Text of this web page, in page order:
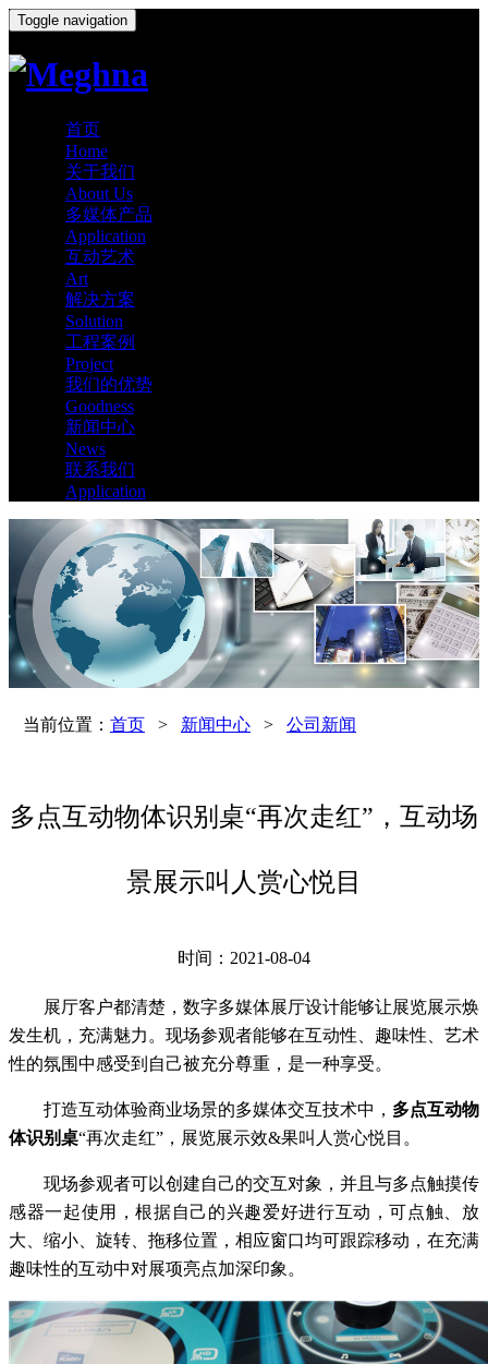
Toggle navigation
首页
Home
关于我们
About Us
多媒体产品
Application
互动艺术
Art
解决方案
Solution
工程案例
Project
我们的优势
Goodness
新闻中心
News
联系我们
Application
当前位置： 首页> 新闻中心> 公司新闻
多点互动物体识别桌“再次走红”，互动场
景展示叫人赏心悦目
时间：2021-08-04
展厅客户都清楚，数字多媒体展厅设计能够让展览展示焕
发生机，充满魅力。现场参观者能够在互动性、趣味性、艺术
性的氛围中感受到自己被充分尊重，是一种享受。
打造互动体验商业场景的多媒体交互技术中， 多点互动物
体识别桌“再次走红”，展览展示效&果叫人赏心悦目。
现场参观者可以创建自己的交互对象，并且与多点触摸传
感器一起使用，根据自己的兴趣爱好进行互动，可点触、放
大、缩小、旋转、拖移位置，相应窗口均可跟踪移动，在充满
趣味性的互动中对展项亮点加深印象。